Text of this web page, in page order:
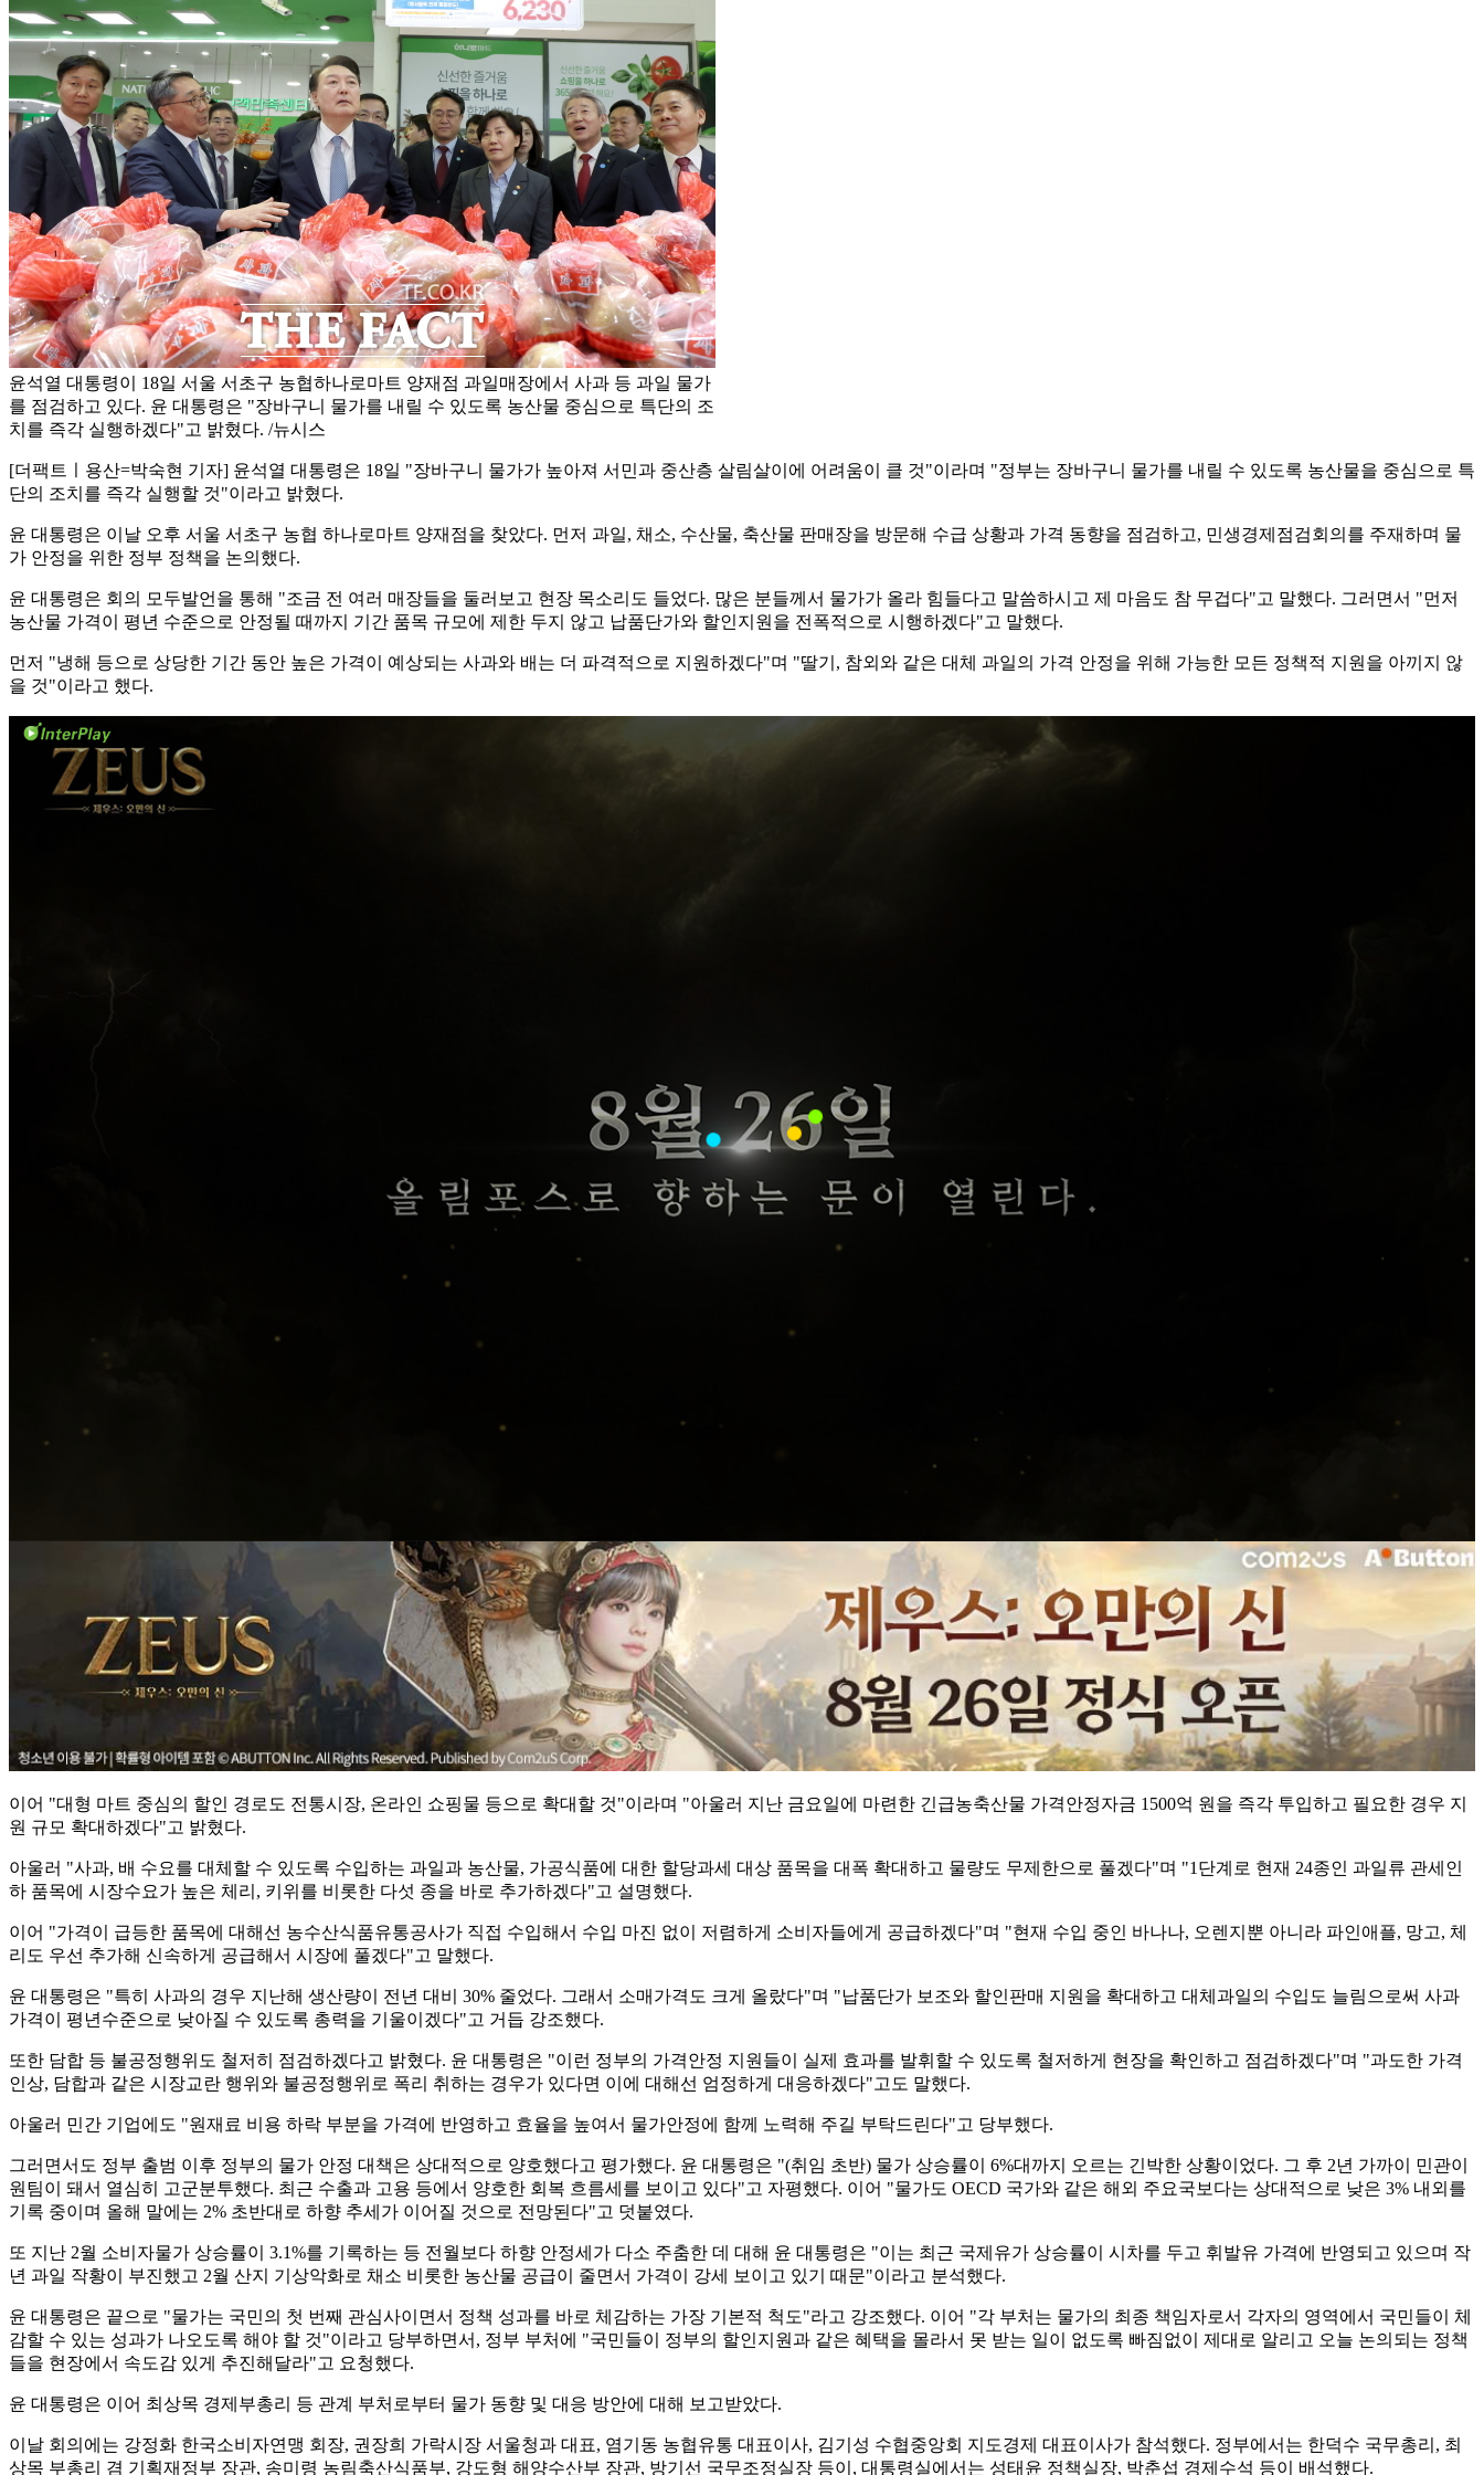
윤석열 대통령이 18일 서울 서초구 농협하나로마트 양재점 과일매장에서 사과 등 과일 물가
를 점검하고 있다. 윤 대통령은 "장바구니 물가를 내릴 수 있도록 농산물 중심으로 특단의 조
치를 즉각 실행하겠다"고 밝혔다. /뉴시스
[더팩트ㅣ용산=박숙현 기자] 윤석열 대통령은 18일 "장바구니 물가가 높아져 서민과 중산층 살림살이에 어려움이 클 것"이라며 "정부는 장바구니 물가를 내릴 수 있도록 농산물을 중심으로 특
단의 조치를 즉각 실행할 것"이라고 밝혔다.
윤 대통령은 이날 오후 서울 서초구 농협 하나로마트 양재점을 찾았다. 먼저 과일, 채소, 수산물, 축산물 판매장을 방문해 수급 상황과 가격 동향을 점검하고, 민생경제점검회의를 주재하며 물
가 안정을 위한 정부 정책을 논의했다.
윤 대통령은 회의 모두발언을 통해 "조금 전 여러 매장들을 둘러보고 현장 목소리도 들었다. 많은 분들께서 물가가 올라 힘들다고 말씀하시고 제 마음도 참 무겁다"고 말했다. 그러면서 "먼저
농산물 가격이 평년 수준으로 안정될 때까지 기간 품목 규모에 제한 두지 않고 납품단가와 할인지원을 전폭적으로 시행하겠다"고 말했다.
먼저 "냉해 등으로 상당한 기간 동안 높은 가격이 예상되는 사과와 배는 더 파격적으로 지원하겠다"며 "딸기, 참외와 같은 대체 과일의 가격 안정을 위해 가능한 모든 정책적 지원을 아끼지 않
을 것"이라고 했다.
이어 "대형 마트 중심의 할인 경로도 전통시장, 온라인 쇼핑물 등으로 확대할 것"이라며 "아울러 지난 금요일에 마련한 긴급농축산물 가격안정자금 1500억 원을 즉각 투입하고 필요한 경우 지
원 규모 확대하겠다"고 밝혔다.
아울러 "사과, 배 수요를 대체할 수 있도록 수입하는 과일과 농산물, 가공식품에 대한 할당과세 대상 품목을 대폭 확대하고 물량도 무제한으로 풀겠다"며 "1단계로 현재 24종인 과일류 관세인
하 품목에 시장수요가 높은 체리, 키위를 비롯한 다섯 종을 바로 추가하겠다"고 설명했다.
이어 "가격이 급등한 품목에 대해선 농수산식품유통공사가 직접 수입해서 수입 마진 없이 저렴하게 소비자들에게 공급하겠다"며 "현재 수입 중인 바나나, 오렌지뿐 아니라 파인애플, 망고, 체
리도 우선 추가해 신속하게 공급해서 시장에 풀겠다"고 말했다.
윤 대통령은 "특히 사과의 경우 지난해 생산량이 전년 대비 30% 줄었다. 그래서 소매가격도 크게 올랐다"며 "납품단가 보조와 할인판매 지원을 확대하고 대체과일의 수입도 늘림으로써 사과
가격이 평년수준으로 낮아질 수 있도록 총력을 기울이겠다"고 거듭 강조했다.
또한 담합 등 불공정행위도 철저히 점검하겠다고 밝혔다. 윤 대통령은 "이런 정부의 가격안정 지원들이 실제 효과를 발휘할 수 있도록 철저하게 현장을 확인하고 점검하겠다"며 "과도한 가격
인상, 담합과 같은 시장교란 행위와 불공정행위로 폭리 취하는 경우가 있다면 이에 대해선 엄정하게 대응하겠다"고도 말했다.
아울러 민간 기업에도 "원재료 비용 하락 부분을 가격에 반영하고 효율을 높여서 물가안정에 함께 노력해 주길 부탁드린다"고 당부했다.
그러면서도 정부 출범 이후 정부의 물가 안정 대책은 상대적으로 양호했다고 평가했다. 윤 대통령은 "(취임 초반) 물가 상승률이 6%대까지 오르는 긴박한 상황이었다. 그 후 2년 가까이 민관이
원팀이 돼서 열심히 고군분투했다. 최근 수출과 고용 등에서 양호한 회복 흐름세를 보이고 있다"고 자평했다. 이어 "물가도 OECD 국가와 같은 해외 주요국보다는 상대적으로 낮은 3% 내외를
기록 중이며 올해 말에는 2% 초반대로 하향 추세가 이어질 것으로 전망된다"고 덧붙였다.
또 지난 2월 소비자물가 상승률이 3.1%를 기록하는 등 전월보다 하향 안정세가 다소 주춤한 데 대해 윤 대통령은 "이는 최근 국제유가 상승률이 시차를 두고 휘발유 가격에 반영되고 있으며 작
년 과일 작황이 부진했고 2월 산지 기상악화로 채소 비롯한 농산물 공급이 줄면서 가격이 강세 보이고 있기 때문"이라고 분석했다.
윤 대통령은 끝으로 "물가는 국민의 첫 번째 관심사이면서 정책 성과를 바로 체감하는 가장 기본적 척도"라고 강조했다. 이어 "각 부처는 물가의 최종 책임자로서 각자의 영역에서 국민들이 체
감할 수 있는 성과가 나오도록 해야 할 것"이라고 당부하면서, 정부 부처에 "국민들이 정부의 할인지원과 같은 혜택을 몰라서 못 받는 일이 없도록 빠짐없이 제대로 알리고 오늘 논의되는 정책
들을 현장에서 속도감 있게 추진해달라"고 요청했다.
윤 대통령은 이어 최상목 경제부총리 등 관계 부처로부터 물가 동향 및 대응 방안에 대해 보고받았다.
이날 회의에는 강정화 한국소비자연맹 회장, 권장희 가락시장 서울청과 대표, 염기동 농협유통 대표이사, 김기성 수협중앙회 지도경제 대표이사가 참석했다. 정부에서는 한덕수 국무총리, 최
상목 부총리 겸 기획재정부 장관, 송미령 농림축산식품부, 강도형 해양수산부 장관, 방기선 국무조정실장 등이, 대통령실에서는 성태윤 정책실장, 박춘섭 경제수석 등이 배석했다.